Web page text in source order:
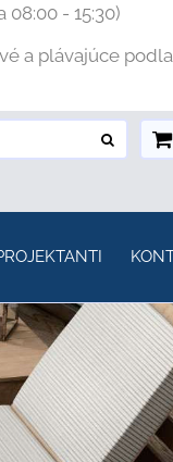
08:00 - 15:30)
a plávajúce